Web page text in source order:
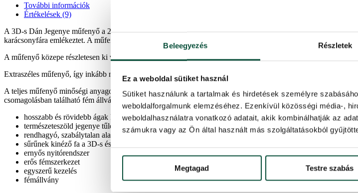
Beleegyezés Részletek
Ez a weboldal sütiket használ
Sütiket használunk a tartalmak és hirdetések személyre
weboldalforgalmunk elemzéséhez. Ezenkívül közösségi média-,
weboldalhasználatra vonatkozó adatait, akik kombinálhatják az
számukra vagy az Ön által használt más szolgáltatásokból
Megtagad Testre szabás
További információk
Értékelések (9)
A 3D-s Dán Jegenye műfenyő a 2024-es szezon újdonsága, amely szabálytalan alakjával hívja fel magára a
karácsonyfára emlékeztet. A műfenyő kerületén realisztikus 3D-s jegenye tűlevelek vannak, a belsejét pedig
A műfenyő közepe részletesen ki van dolgozva és barna a színe, ami természetes hatást kelt és fokozza a
Extraszéles műfenyő, így inkább nagyobb helyiségekbe alkalmas, ahol garantáltan ki fog tűnni környezetéből.
A teljes műfenyő minőségi anyagokból készül. Az ernyős nyitórendszer biztosítja, hogy az ágak a megfelelő
csomagolásban található fém állvány gondoskodik a karácsonyfa stabilitásáról.
hosszabb és rövidebb ágak kombinációja
természeteszöld jegenye tűlevelek
rendhagyó, szabálytalan alakú műfenyő
sűrűnek kinéző fa a 3D-s és PVC tűlevelek kombinációjának köszönhetően
ernyős nyitórendszer
erős fémszerkezet
egyszerű kezelés
fémállvány